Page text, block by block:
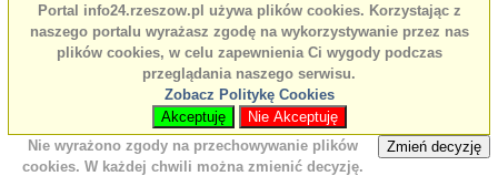
Portal info24.rzeszow.pl używa plików cookies. Korzystając z
naszego portalu wyrażasz zgodę na wykorzystywanie przez nas
plików cookies, w celu zapewnienia Ci wygody podczas
przeglądania naszego serwisu.
Zobacz Politykę Cookies
Akceptuję
Nie Akceptuję
Zmień decyzję
Nie wyrażono zgody na przechowywanie plików
cookies. W każdej chwili można zmienić decyzję.